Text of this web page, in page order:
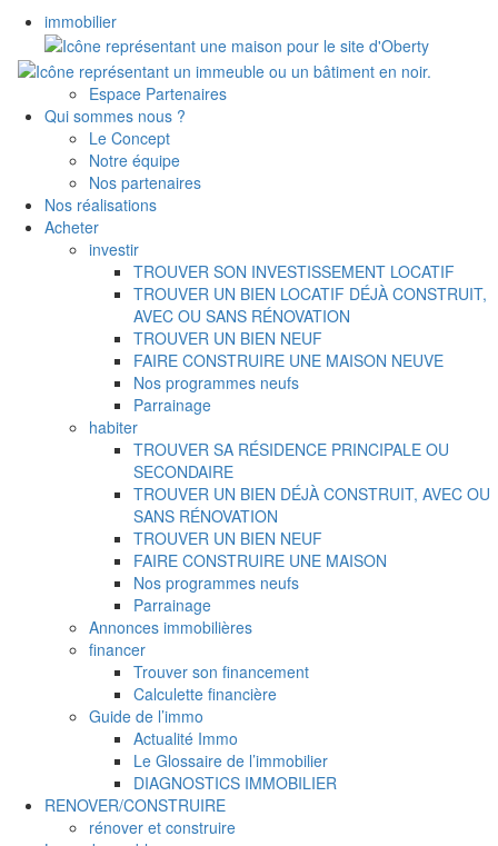
immobilier
Espace Partenaires
Qui sommes nous ?
Le Concept
Notre équipe
Nos partenaires
Nos réalisations
Acheter
investir
TROUVER SON INVESTISSEMENT LOCATIF
TROUVER UN BIEN LOCATIF DÉJÀ CONSTRUIT,
AVEC OU SANS RÉNOVATION
TROUVER UN BIEN NEUF
FAIRE CONSTRUIRE UNE MAISON NEUVE
Nos programmes neufs
Parrainage
habiter
TROUVER SA RÉSIDENCE PRINCIPALE OU
SECONDAIRE
TROUVER UN BIEN DÉJÀ CONSTRUIT, AVEC OU
SANS RÉNOVATION
TROUVER UN BIEN NEUF
FAIRE CONSTRUIRE UNE MAISON
Nos programmes neufs
Parrainage
Annonces immobilières
financer
Trouver son financement
Calculette financière
Guide de l’immo
Actualité Immo
Le Glossaire de l’immobilier
DIAGNOSTICS IMMOBILIER
RENOVER/CONSTRUIRE
rénover et construire